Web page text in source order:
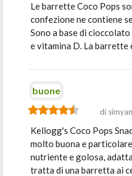
Le barrette Coco Pops
confezione ne contiene
Sono a base di
e vitamina D. La
buone
di
Kellogg's Coco Pops
molto buona e
nutriente e golosa,
tratta di una barretta ai